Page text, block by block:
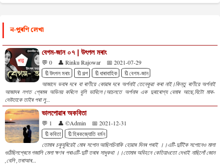
ন-পুৰণি লেখা
বেগম-জান ০৭ | উৎপল মৰাং
💬 0 👤 Rinku Rajowar
📅 2021-07-29
🔖উৎপল মৰাং
🔖গল্প 🔖ধাৰাবাহিক
🔖বেগম-জান
আজাদে ভবাৰ দৰে বা ৰাণীয়ে কোৱাৰ দৰে অৰ্পনাই তেনেকুৱা কৰা নাই।কিন্তু ৰাণীয়ে অৰ্পনাই
আজাদৰ লগত প্ৰেমৰ অভিনয় কৰিলে বুলি ভাবিলে।আচলতে অৰ্পনাৰ এক দুৰাৰোগ্য বেমাৰ আছে,যিটো মাক-
দেউতাকে তাইৰ পৰা লু...
ভালপোৱাৰ অকবিতা
💬 1 👤 ©Admin
📅 2021-12-31
🔖কবিতা
🔖হিৰকজ্যোতি বৰ্মন
তোমাৰ চকুযুৰিয়েই মোৰ সপোন আছিলচিনাকি হোৱাৰ দিনৰ পৰাই ।।এটি-দুটিকৈ সপোনেও মালা
গুঠিছিলপ্ৰেমে গজালি মেলা ক্ষণৰ পৰাএটি-দুটি তৰাৰ সাধুকথা ।।তোমাৰ অবিহনে কেতিয়াওতো দেখাই নাছিলোঁ জোন
,বেলি ,তৰাআৰ...